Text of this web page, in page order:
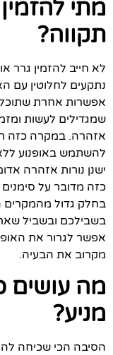
מתי
תקווה?
לא חייב להזמין גרר
נתקעים לחלוטין עם
אפשרות אחרת
שמגדילים לעשות
אזהרה. במקרה כזה
להשתמש באופנוע
ישנן נורות אזהרה
כזה מדובר על
בחלק גדול מהמקרים
בשבילכם ובשביל
אפשר לגרור את
מקרוב את הבעיה.
מה עושים
מניע?
הסיבה הכי שכיחה